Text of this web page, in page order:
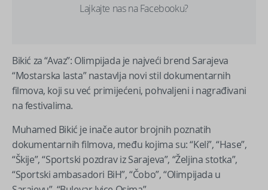
Lajkajte nas na Facebooku?
Bikić za “Avaz”: Olimpijada je najveći brend Sarajeva
“Mostarska lasta” nastavlja novi stil dokumentarnih
filmova, koji su već primijećeni, pohvaljeni i nagrađivani
na festivalima.
Muhamed Bikić je inače autor brojnih poznatih
dokumentarnih filmova, među kojima su: “Keli”, “Hase”,
“Škije”, “Sportski pozdrav iz Sarajeva”, “Željina stotka”,
“Sportski ambasadori BiH”, “Čobo”, “Olimpijada u